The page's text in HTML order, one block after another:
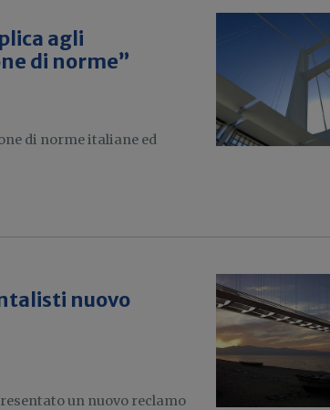
agli
di norme”
di norme italiane ed
nuovo
un nuovo reclamo